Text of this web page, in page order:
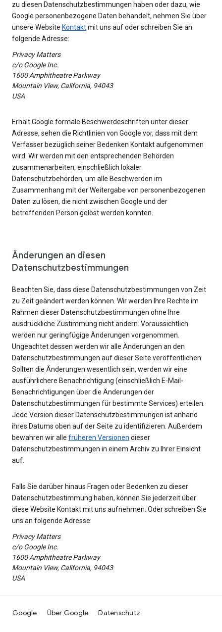
zu diesen Datenschutzbestimmungen haben oder dazu, wie
Google personenbezogene Daten behandelt, nehmen Sie über
unsere Website Kontaktmit uns auf oder schreiben Sie an
folgende Adresse:
Privacy Matters
c/o Google Inc.
1600 Amphitheatre Parkway
Mountain View, California, 94043
USA
Erhält Google formale Beschwerdeschriften unter dieser
Adresse, sehen die Richtlinien von Google vor, dass mit dem
Verfasser bezüglich seiner Bedenken Kontakt aufgenommen
wird. Wir werden mit den entsprechenden Behörden
zusammenarbeiten, einschließlich lokaler
Datenschutzbehörden, um alle Beschwerden im
Zusammenhang mit der Weitergabe von personenbezogenen
Daten zu lösen, die nicht zwischen Google und der
betreffenden Person gelöst werden konnten.
Änderungen an diesen
Datenschutzbestimmungen
Beachten Sie, dass diese Datenschutzbestimmungen von Zeit
zu Zeit geändert werden können. Wir werden Ihre Rechte im
Rahmen dieser Datenschutzbestimmungen ohne Ihre
ausdrückliche Zustimmung nicht ändern. Voraussichtlich
werden nur geringfügige Änderungen vorgenommen.
Ungeachtet dessen werden wir alle Änderungen an den
Datenschutzbestimmungen auf dieser Seite veröffentlichen.
Sollten die Änderungen wesentlich sein, werden wir eine
ausführlichere Benachrichtigung (einschließlich E-Mail-
Benachrichtigungen über die Änderungen der
Datenschutzbestimmungen für bestimmte Services) erteilen.
Jede Version dieser Datenschutzbestimmungen ist anhand
ihres Datums oben auf der Seite zu identifizieren. Außerdem
bewahren wir alle früheren Versionen dieser
Datenschutzbestimmungen in einem Archiv zu Ihrer Einsicht
auf.
Falls Sie darüber hinaus Fragen oder Bedenken zu dieser
Datenschutzbestimmung haben, können Sie jederzeit über
diese Website Kontakt mit uns aufnehmen. Oder schreiben Sie
uns an folgende Adresse:
Privacy Matters
c/o Google Inc.
1600 Amphitheatre Parkway
Mountain View, California, 94043
USA
Google Über Google Datenschutz